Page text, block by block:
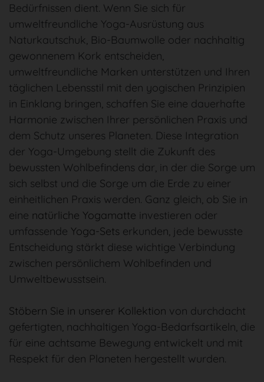
Bedürfnissen dient. Wenn Sie sich für
umweltfreundliche Yoga-Ausrüstung aus
Naturkautschuk, Bio-Baumwolle oder nachhaltig
gewonnenem Kork entscheiden,
umweltfreundliche Marken unterstützen und Ihren
täglichen Lebensstil mit den yogischen Prinzipien
in Einklang bringen, schaffen Sie eine dauerhafte
Harmonie zwischen Ihrer persönlichen Praxis und
dem Schutz unseres Planeten. Diese Integration
der Yoga-Umgebung stellt die Zukunft des
bewussten Wohlbefindens dar, in der die Sorge um
sich selbst und die Sorge um die Erde zu einer
einheitlichen Praxis werden. Ganz gleich, ob Sie in
eine natürliche Yogamatte investieren oder
umfassende Yoga-Sets erkunden, jede bewusste
Entscheidung stärkt diese wichtige Verbindung
zwischen persönlichem Wohlbefinden und
Umweltbewusstsein.
Stöbern Sie in unserer Kollektion von durchdacht
gefertigten, nachhaltigen Yoga-Bedarfsartikeln, die
für eine achtsame Bewegung entwickelt und mit
Respekt für den Planeten hergestellt wurden.